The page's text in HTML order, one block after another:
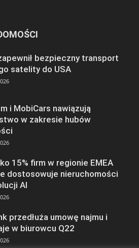
bezpieczny transport
satelity do USA
i MobiCars nawiązują
w zakresie hubów
15% firm w regionie EMEA
dostosowuje nieruchomości
AI
przedłuża umowę najmu i
w biurowcu Q22